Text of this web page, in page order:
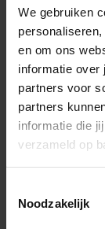
We gebruiken
en om ons
informatie over
partners voor
partners
informatie die
verzameld op
Noodzakelijk